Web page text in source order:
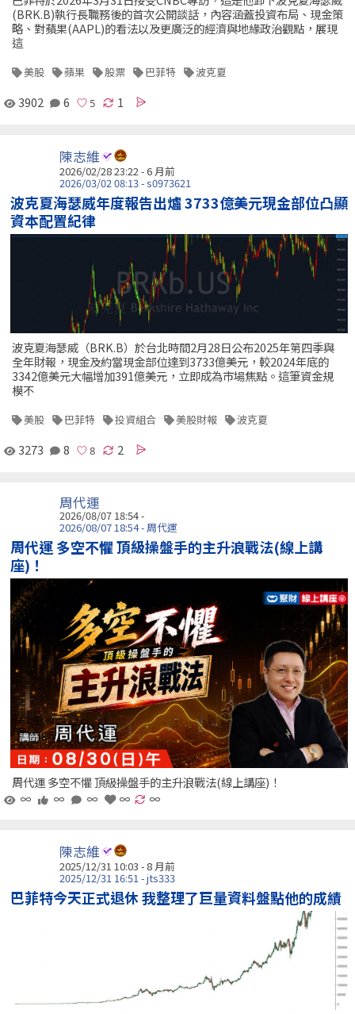
(BRK.B)執行長職務後的首次公開談話，內容涵蓋投資布局、現金策
略、對蘋果(AAPL)的看法以及更廣泛的經濟與地緣政治觀點，展現
這
美股 蘋果 股票 巴菲特 波克夏
3902 6 1
陳志維
2026/02/28 23:22 - 6 月前
2026/03/02 08:13 - s0973621
波克夏海瑟威年度報告出爐 3733億美元現金部位凸顯
資本配置紀律
波克夏海瑟威（BRK.B）於台北時間2月28日公布2025年第四季與
全年財報，現金及約當現金部位達到3733億美元，較2024年底的
3342億美元大幅增加391億美元，立即成為市場焦點。這筆資金規
模不
美股 巴菲特 投資組合 美股財報 波克夏
3273 8 2
周代運
2026/08/07 18:54 -
2026/08/07 18:54 - 周代運
周代運 多空不懼 頂級操盤手的主升浪戰法(線上講
座)！
周代運 多空不懼 頂級操盤手的主升浪戰法(線上講座)！
∞
∞ ∞ ∞ ∞
陳志維
2025/12/31 10:03 - 8 月前
2025/12/31 16:51 - jts333
巴菲特今天正式退休 我整理了巨量資料盤點他的成績